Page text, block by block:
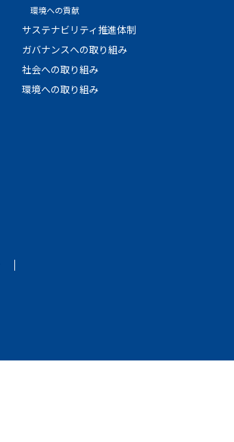
環境への貢献
サステナビリティ推進体制
ガバナンスへの取り組み
社会への取り組み
環境への取り組み